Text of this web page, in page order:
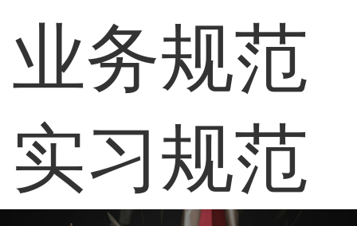
业务规范
实习规范